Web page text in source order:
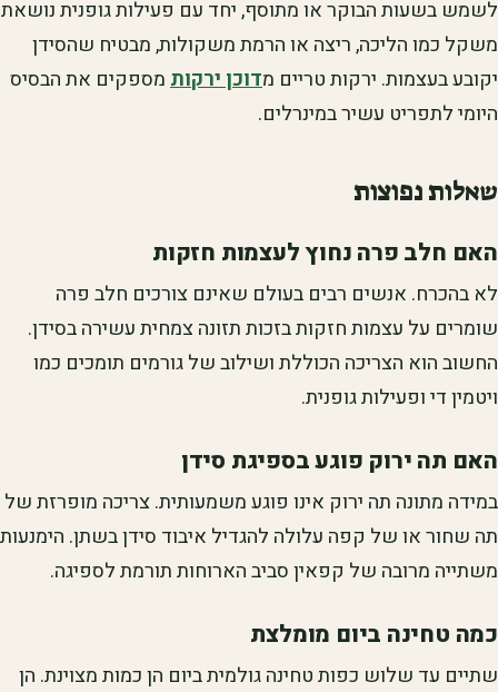
לשמש בשעות הבוקר או מתוסף, יחד עם פעילות גופנית נושאת
משקל כמו הליכה, ריצה או הרמת משקולות, מבטיח שהסידן
יקובע בעצמות. ירקות טריים מדוכן ירקותמספקים את הבסיס
היומי לתפריט עשיר במינרלים.
שאלות נפוצות
האם חלב פרה נחוץ לעצמות חזקות
לא בהכרח. אנשים רבים בעולם שאינם צורכים חלב פרה
שומרים על עצמות חזקות בזכות תזונה צמחית עשירה בסידן.
החשוב הוא הצריכה הכוללת ושילוב של גורמים תומכים כמו
ויטמין די ופעילות גופנית.
האם תה ירוק פוגע בספיגת סידן
במידה מתונה תה ירוק אינו פוגע משמעותית. צריכה מופרזת של
תה שחור או של קפה עלולה להגדיל איבוד סידן בשתן. הימנעות
משתייה מרובה של קפאין סביב הארוחות תורמת לספיגה.
כמה טחינה ביום מומלצת
שתיים עד שלוש כפות טחינה גולמית ביום הן כמות מצוינת. הן